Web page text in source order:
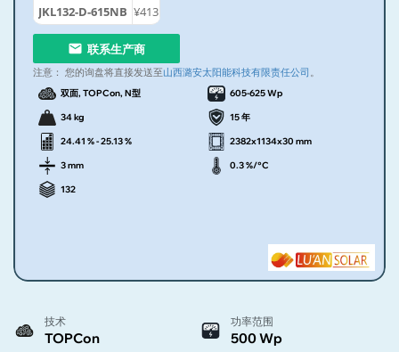
JKL132-D-615NB ¥413
联系生产商
注意： 您的询盘将直接发送至山西潞安太阳能科技有限责任公司 。
双面, TOPCon, N型 605-625 Wp
34 kg 15 年
24.41 % - 25.13 % 2382x1134x30 mm
3 mm 0.3 %/°C
132
技术
TOPCon
功率范围
500 Wp